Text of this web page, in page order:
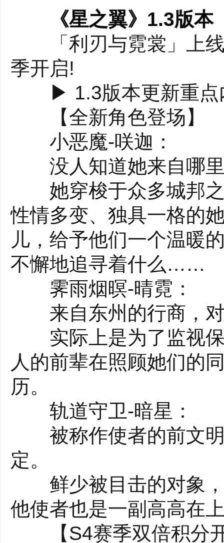
以用操作来复现!
【"射击+白刃"双格
你将体验到的不仅是
机甲白刃战!无论你是
《星之翼》的对决中获
【COST战力平衡系
游戏设有队伍共享的
之势。高性能≠致胜，
配!
【三分钟一局爽快对
主推PVP玩法——1V1
考验协作与配合，登录
《星之翼》1.3版本
「利刃与霓裳」上线!
季开启!
▶ 1.3版本更新重点
【全新角色登场】
小恶魔-咲迦：
没人知道她来自哪里
她穿梭于众多城邦之
性情多变、独具一格的
儿，给予他们一个温暖
不懈地追寻着什么……
霁雨烟暝-晴霓：
来自东州的行商，对
实际上是为了监视保
人的前辈在照顾她们的
历。
轨道守卫-暗星：
被称作使者的前文明
定。
鲜少被目击的对象，
他使者也是一副高高在
【S4赛季双倍积分